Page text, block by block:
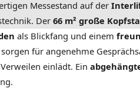
Messestand auf der
Der 66 m² große
als Blickfang und einem
für angenehme
einlädt. Ein